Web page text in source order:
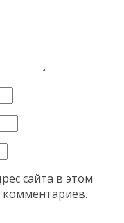
сайта в этом